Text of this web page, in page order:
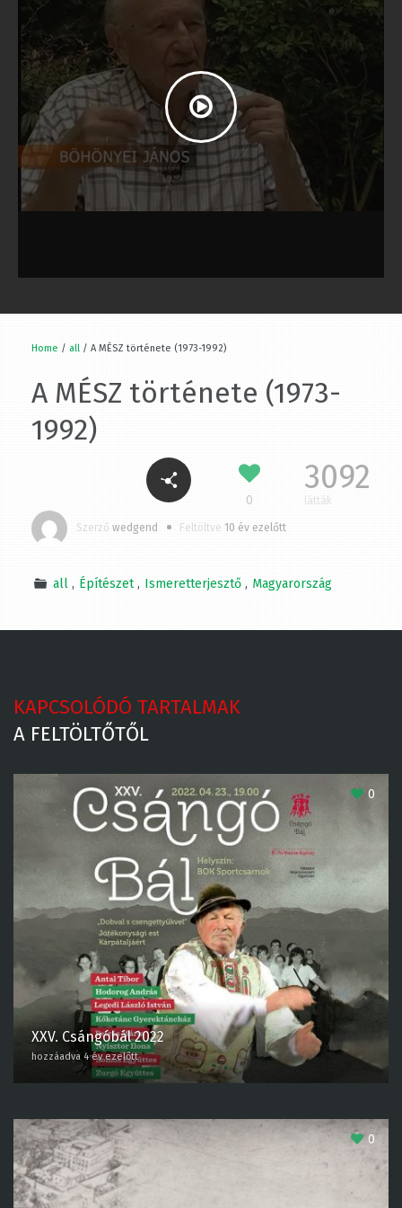
Home / all / A MÉSZ története (1973-1992)
A MÉSZ története (1973-
1992)
3092
látták
Szerző wedgend Feltöltve 10 év ezelőtt
all Építészet Ismeretterjesztő Magyarország
KAPCSOLÓDÓ TARTALMAK
A FELTÖLTŐTŐL
0
XXV. Csángóbál 2022
hozzáadva 4 év ezelőtt
0